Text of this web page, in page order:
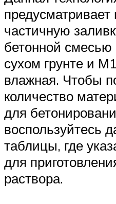
частичную
бетонной
сухом грунте и
влажная. Чтобы
количество
для
воспользуйтесь
таблицы, где
для
раствора.